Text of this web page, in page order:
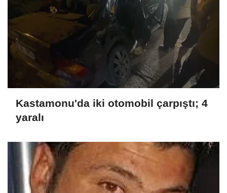
Kastamonu'da iki otomobil çarpıştı; 4
yaralı